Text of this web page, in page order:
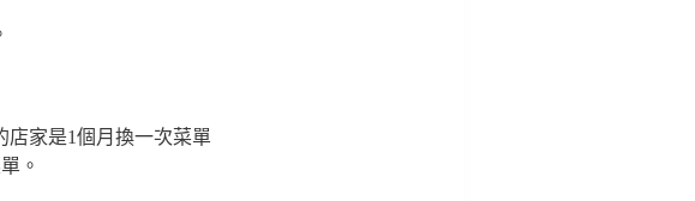
店家是1個月換一次菜單
。